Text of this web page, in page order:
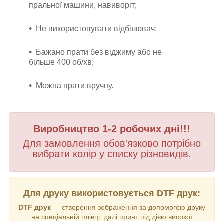
пральної машини, навиворіт;
Не використовувати відбілювач;
Бажано прати без віджиму або не
більше 400 об/хв;
Можна прати вручну.
Виробництво 1-2 робочих дні!!!
Для замовлення обов'язково потрібно
вибрати колір у списку різновидів.
Для друку використовується DTF друк:
DTF друк — створення зображення за допомогою друку
на спеціальній плівці; далі принт під дією високої